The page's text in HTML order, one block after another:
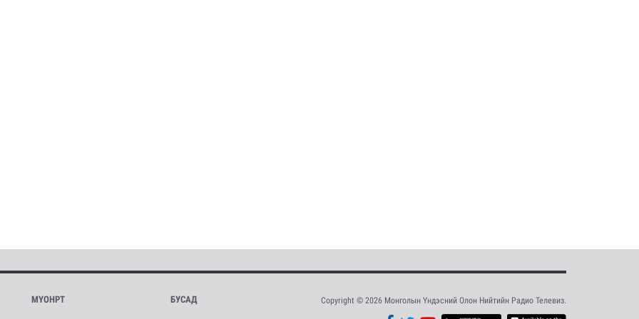
МҮОНРТ БУСАД Copyright © 2026 Монголын Үндэсний Олон Нийтийн Радио Телевиз.